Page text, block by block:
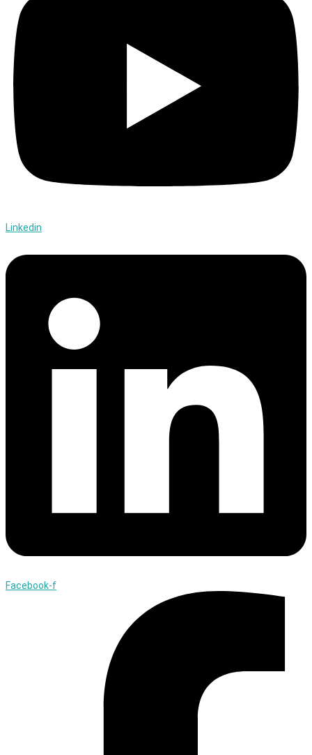
Linkedin
Facebook-f